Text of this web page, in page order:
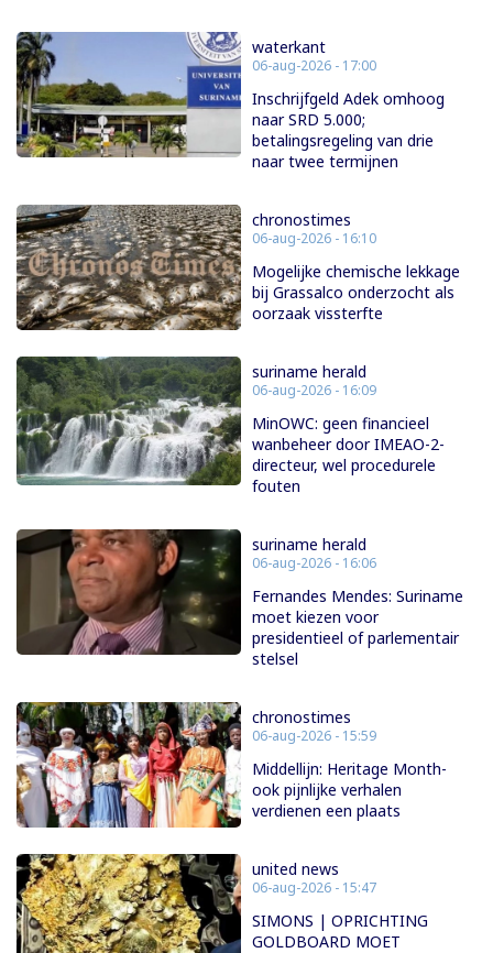
waterkant
06-aug-2026 - 17:00
Inschrijfgeld Adek omhoog
naar SRD 5.000;
betalingsregeling van drie
naar twee termijnen
chronostimes
06-aug-2026 - 16:10
Mogelijke chemische lekkage
bij Grassalco onderzocht als
oorzaak vissterfte
suriname herald
06-aug-2026 - 16:09
MinOWC: geen financieel
wanbeheer door IMEAO-2-
directeur, wel procedurele
fouten
suriname herald
06-aug-2026 - 16:06
Fernandes Mendes: Suriname
moet kiezen voor
presidentieel of parlementair
stelsel
chronostimes
06-aug-2026 - 15:59
Middellijn: Heritage Month-
ook pijnlijke verhalen
verdienen een plaats
united news
06-aug-2026 - 15:47
SIMONS | OPRICHTING
GOLDBOARD MOET